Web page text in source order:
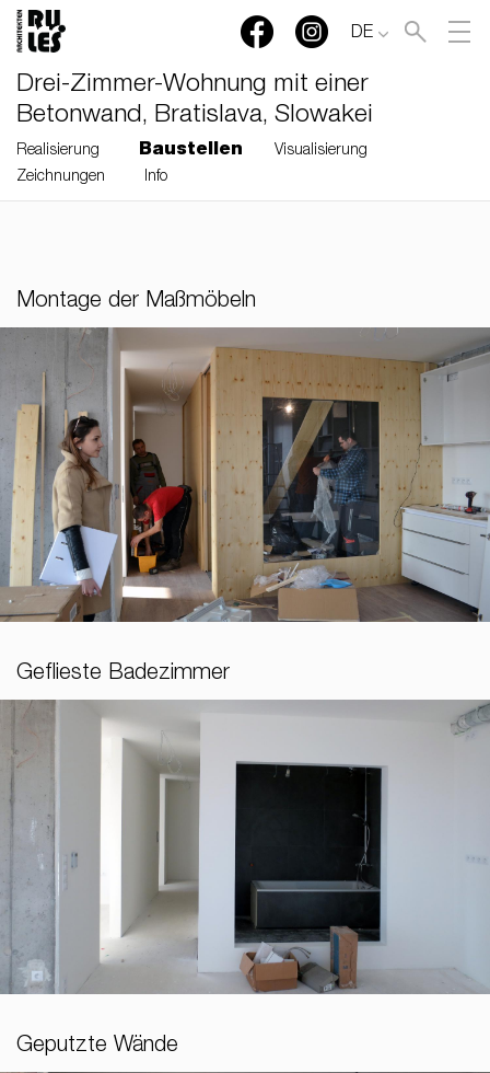
DE
Drei-Zimmer-Wohnung mit einer
Betonwand, Bratislava, Slowakei
Realisierung Baustellen
Visualisierung
Zeichnungen
Info
Montage der Maßmöbeln
Geflieste Badezimmer
Geputzte Wände
Slovensko
© RULES, s.r.o.